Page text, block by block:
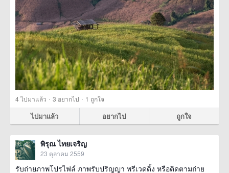
4ไปมาแล้ว · 3 อยากไป · 1 ถูกใจ
ไปมาแล้ว อยากไป ถูกใจ
พิรุณ ไทยเจริญ
23 ตุลาคม 2559
รับถ่ายภาพโปรไฟล์ ภาพรับปริญญา พรีเวดดิ้ง หรือติดตามถ่าย